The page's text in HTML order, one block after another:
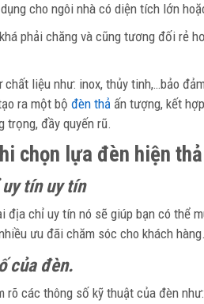
cho ngôi nhà có diện tích lớn
phải chăng và cũng tương đối rẻ
liệu như: inox, thủy tinh,…bảo
ra một bộ đèn thả ấn tượng, kết
trọng, đầy quyến rũ.
chọn lựa đèn hiện
tín uy tín
địa chỉ uy tín nó sẽ giúp bạn có thể
ưu đãi chăm sóc cho khách hàng.
của đèn.
rõ các thông số kỹ thuật của đèn